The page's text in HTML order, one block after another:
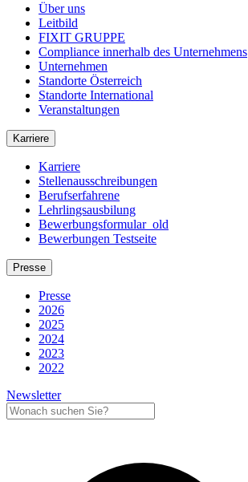
Über uns
Leitbild
FIXIT GRUPPE
Compliance innerhalb des Unternehmens
Unternehmen
Standorte Österreich
Standorte International
Veranstaltungen
Karriere
Karriere
Stellenausschreibungen
Berufserfahrene
Lehrlingsausbilung
Bewerbungsformular_old
Bewerbungen Testseite
Presse
Presse
2026
2025
2024
2023
2022
Newsletter